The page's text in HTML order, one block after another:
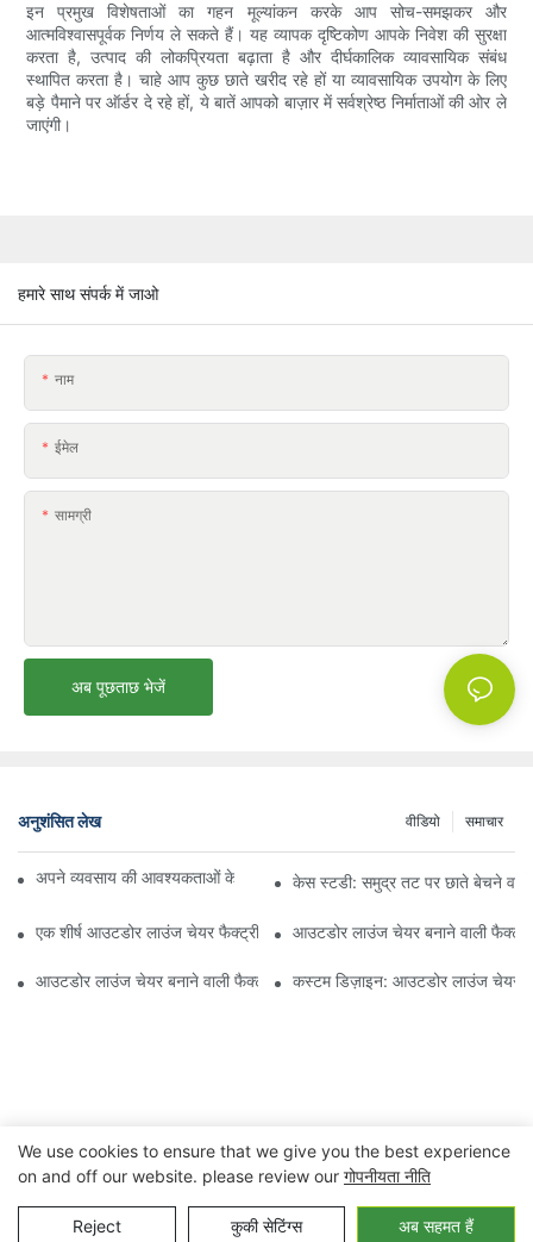
इन प्रमुख विशेषताओं का गहन मूल्यांकन करके आप सोच-समझकर और
आत्मविश्वासपूर्वक निर्णय ले सकते हैं। यह व्यापक दृष्टिकोण आपके निवेश की सुरक्षा
करता है, उत्पाद की लोकप्रियता बढ़ाता है और दीर्घकालिक व्यावसायिक संबंध
स्थापित करता है। चाहे आप कुछ छाते खरीद रहे हों या व्यावसायिक उपयोग के लिए
बड़े पैमाने पर ऑर्डर दे रहे हों, ये बातें आपको बाज़ार में सर्वश्रेष्ठ निर्माताओं की ओर ले
जाएंगी।
हमारे साथ संपर्क में जाओ
नाम
ईमेल
सामग्री
अब पूछताछ भेजें
अनुशंसित लेख समाचार
वीडियो
अपने व्यवसाय की आवश्यकताओं के लिए सही बीच अम्ब्रेला वितरक ढूँढना
केस स्टडी: समुद्र तट पर छाते बेचने
एक शीर्ष आउटडोर लाउंज चेयर फैक्ट्री से क्या उम्मीद करेंआउटडोर लाउंज चेयर बनाने वाली
आउटडोर लाउंज चेयर बनाने वाली फैक्ट्री की गुणवत्ता का मूल्यांकन कैसे करें
कस्टम डिज़ाइन: आउटडोर लाउंज चेयर
कॉपीराइट © 2023 निंगबो जुआनहेंग आउटडोर&घरेलू उपकरण कंपनी लिमिटेड |
गोपनीयता नीति साइट मैप
We use cookies to ensure that we give you the best experience
on and off our website. please review our गोपनीयता नीति
Reject कुकी सेटिंग्स अब सहमत हैं